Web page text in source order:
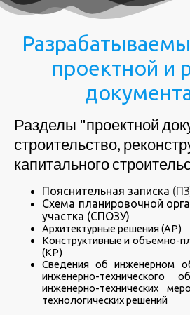
проектной и
Разделы "проектной
строительство,
капитального
Пояснительная записка
Схема планировочной
участка (СПОЗУ)
Архитектурные решения (АР)
Конструктивные и объемно-
(КР)
Сведения об инженерном
инженерно-технического
инженерно-технических
технологических решений